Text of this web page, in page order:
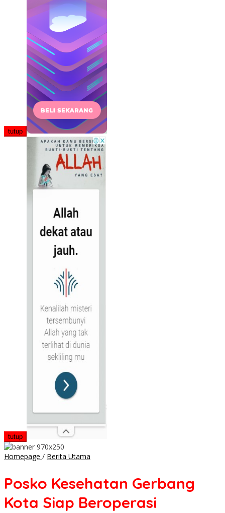
tutup
tutup
Homepage / Berita Utama
Kota
Beroperasi
Posko Kesehatan Gerbang
Kota Siap Beroperasi